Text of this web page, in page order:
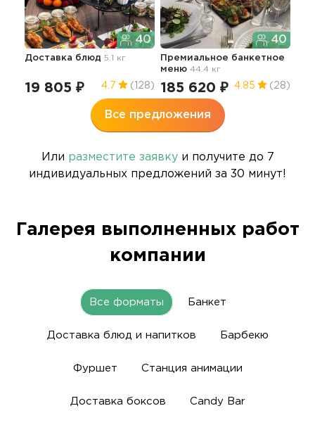
40
Доставка блюд 5.1 кг
19 805 ₽ 4.7 (128)
40
Премиальное банкетное
меню 44.4 кг
185 620 ₽ 4.85 (28)
Все предложения
Или разместите заявкуи получите до 7
индивидуальных предложений за 30 минут!
Галерея выполненных работ
компании
Все форматы Банкет
Доставка блюд и напитков Барбекю
Фуршет Станция анимации
Доставка боксов Candy Bar